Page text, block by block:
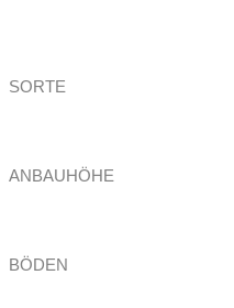
SORTE
ANBAUHÖHE
BÖDEN